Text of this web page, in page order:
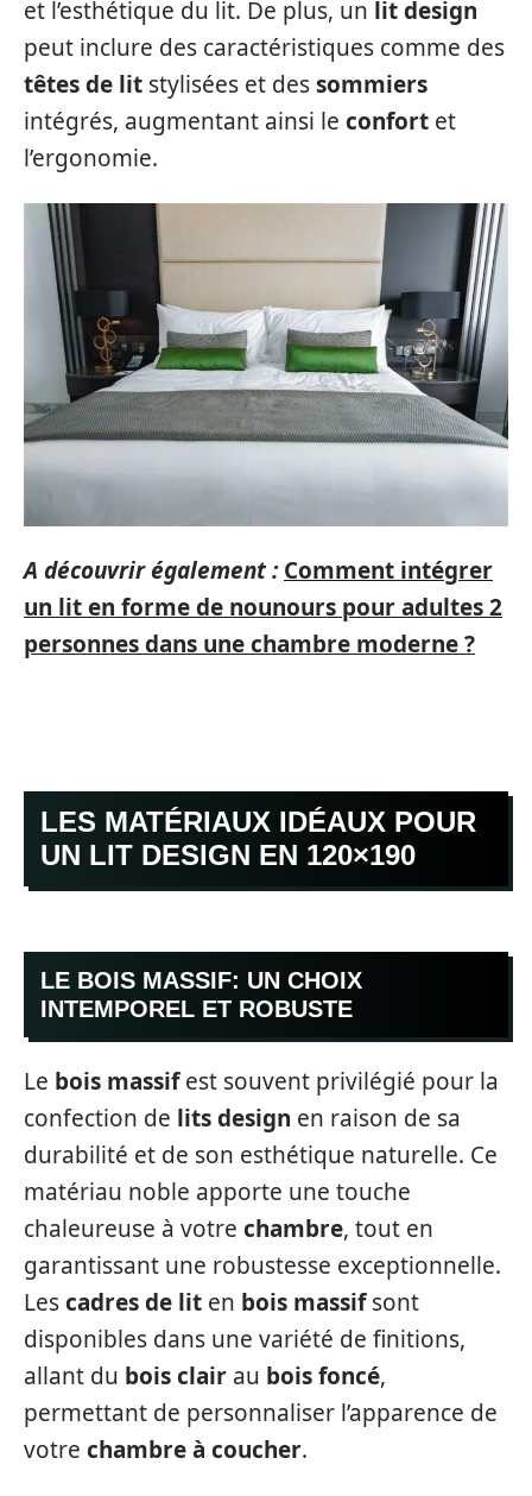
et l’esthétique du lit. De plus, un lit design
peut inclure des caractéristiques comme des
têtes de lit stylisées et dessommiers
intégrés, augmentant ainsi le confort et
l’ergonomie.
A découvrir également : Comment intégrer
un lit en forme de nounours pour adultes 2
personnes dans une chambre moderne ?
LES MATÉRIAUX IDÉAUX POUR
UN LIT DESIGN EN 120×190
LE BOIS MASSIF: UN CHOIX
INTEMPOREL ET ROBUSTE
Le bois massifest souvent privilégié pour la
confection de lits design en raison de sa
durabilité et de son esthétique naturelle. Ce
matériau noble apporte une touche
chaleureuse à votre chambre, tout en
garantissant une robustesse exceptionnelle.
Lescadres de lit en bois massifsont
disponibles dans une variété de finitions,
allant du bois clair au bois foncé,
permettant de personnaliser l’apparence de
votre chambre à coucher.